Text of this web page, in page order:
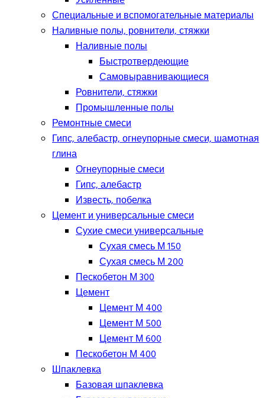
Специальные и вспомогательные материалы
Наливные полы, ровнители, стяжки
Наливные полы
Быстротвердеющие
Самовыравнивающиеся
Ровнители, стяжки
Промышленные полы
Ремонтные смеси
Гипс, алебастр, огнеупорные смеси, шамотная
глина
Огнеупорные смеси
Гипс, алебастр
Известь, побелка
Цемент и универсальные смеси
Сухие смеси универсальные
Сухая смесь М 150
Сухая смесь М 200
Пескобетон М 300
Цемент
Цемент М 400
Цемент М 500
Цемент М 600
Пескобетон М 400
Шпаклевка
Базовая шпаклевка